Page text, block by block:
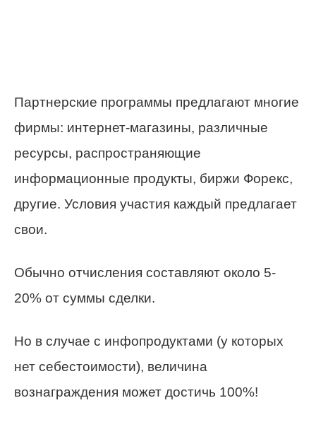
Партнерские программы предлагают многие
фирмы: интернет-магазины, различные
ресурсы, распространяющие
информационные продукты, биржи Форекс,
другие. Условия участия каждый предлагает
свои.
Обычно отчисления составляют около 5-
20% от суммы сделки.
Но в случае с инфопродуктами (у которых
нет себестоимости), величина
вознаграждения может достичь 100%!